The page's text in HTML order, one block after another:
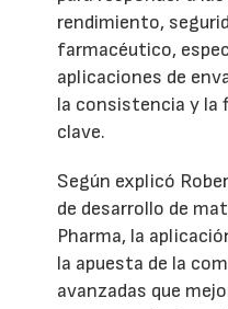
rendimiento,
farmacéutico,
aplicaciones de
la consistencia y la
clave.
Según explicó
de desarrollo de
Pharma, la
la apuesta de la
avanzadas que